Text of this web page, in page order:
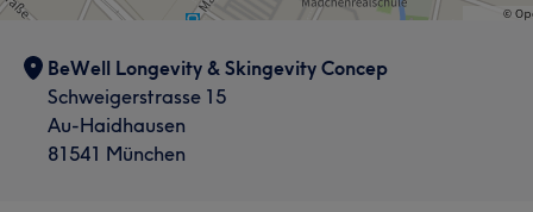
BeWell Longevity & Skingevity Concep
Schweigerstrasse 15
Au-Haidhausen
81541 München